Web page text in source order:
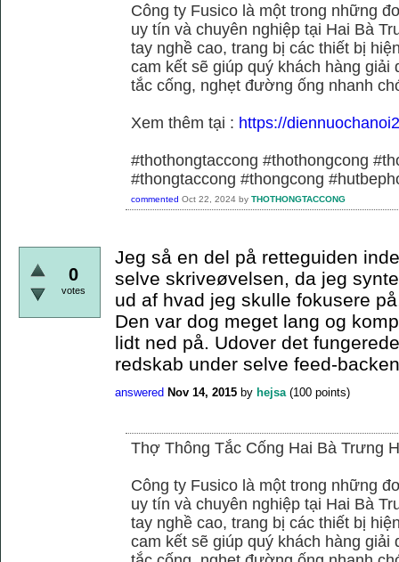
Công ty Fusico là một trong những
uy tín và chuyên nghiệp tại Hai Bà
tay nghề cao, trang bị các thiết bị
cam kết sẽ giúp quý khách hàng
tắc cống, nghẹt đường ống nhanh
Xem thêm tại : https://
#thothongtaccong #thothongcong
#thongtaccong #thongcong
commented Oct 22, 2024 by THOTHONGTACCONG
0
votes
Jeg så en del på retteguiden
selve skriveøvelsen, da jeg
ud af hvad jeg skulle fokusere
Den var dog meget lang og
lidt ned på. Udover det
redskab under selve feed-
answered Nov 14, 2015 by hejsa (100 points)
Thợ Thông Tắc Cống Hai Bà Trưng
Công ty Fusico là một trong những
uy tín và chuyên nghiệp tại Hai Bà
tay nghề cao, trang bị các thiết bị
cam kết sẽ giúp quý khách hàng